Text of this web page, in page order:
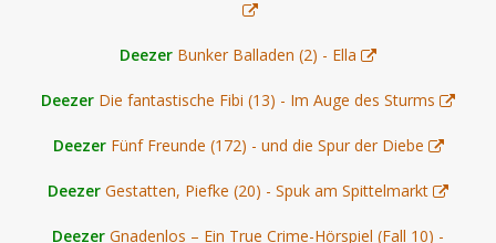
Deezer Bunker Balladen (2) - Ella
Deezer Die fantastische Fibi (13) - Im Auge des Sturms
Deezer Fünf Freunde (172) - und die Spur der Diebe
Deezer Gestatten, Piefke (20) - Spuk am Spittelmarkt
Deezer Gnadenlos – Ein True Crime-Hörspiel (Fall 10) -